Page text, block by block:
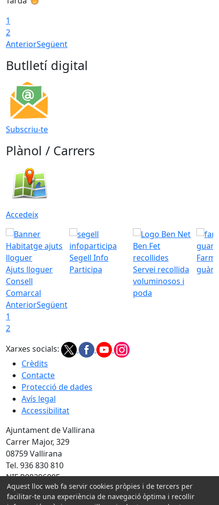
1
2
AnteriorSegüent
Butlletí digital
Subscriu-te
Plànol / Carrers
Accedeix
Ajuts lloguer
Consell
Comarcal
Segell Info
Participa
Servei recollida
voluminosos i
poda
AnteriorSegüent
1
2
Xarxes socials:
Crèdits
Contacte
Protecció de dades
Avís legal
Accessibilitat
Ajuntament de Vallirana
Carrer Major, 329
08759 Vallirana
Tel. 936 830 810
NIF P0829600F
Amb la col·laboració de:
Aquest lloc web fa servir cookies pròpies i de tercers per
facilitar-te una experiència de navegació òptima i recollir